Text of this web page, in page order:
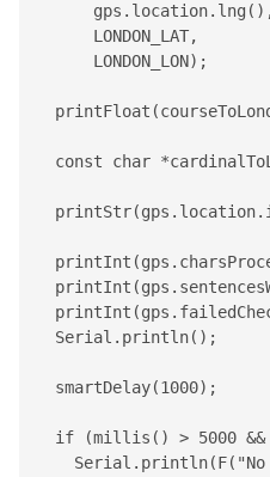
LONDON_LAT,
LONDON_LON);
const char
Serial .println();
smartDelay(1000);
if (millis() > 5000 &&
Serial .println(F("No